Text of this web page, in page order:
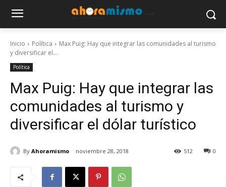
Inicio Política
Max Puig: Hay que integrar las comunidades al turismo
y diversificar el...
Política
Max Puig: Hay que integrar las
comunidades al turismo y
diversificar el dólar turístico
By Ahoramismo noviembre 28, 2018 0
512